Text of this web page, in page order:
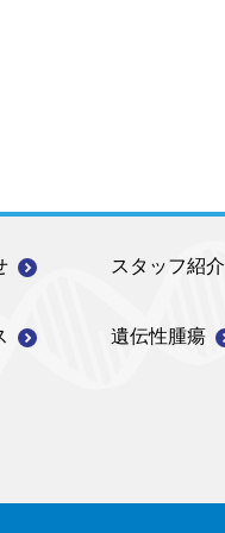
スタッフ紹介
遺伝性腫瘍